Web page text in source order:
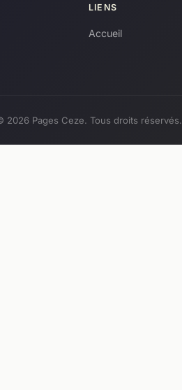
LIENS
Accueil
2026 Pages Ceze. Tous droits réservés.